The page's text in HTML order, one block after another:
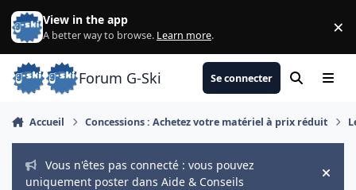
Aller au contenu
View in the app
A better way to browse. Learn more. ×
Forum G-Ski Se connecter Rechercher
Menu
Accueil Concessions : Achetez votre matériel à prix réduit
Vous n'êtes pas connecté : vous pouvez
uniquement poster dans Aide & Conseils
Hide